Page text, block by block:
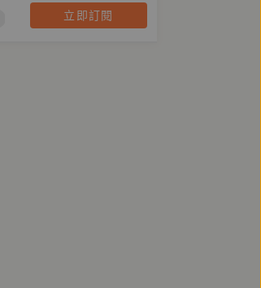
#鏡好聽原創節目
立即訂閱